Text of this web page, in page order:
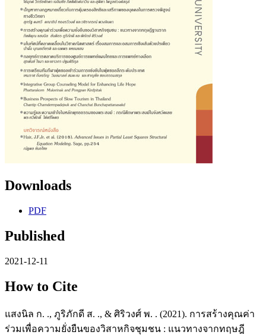
Downloads
PDF
Published
2021-12-11
How to Cite
แสงนิล ก. ., ภูริภักดี ส. ., & ศิริวงศ์ พ. . (2021). การสร้างคุณค่า
ร่วมเพื่อความยั่งยืนของวิสาหกิจชุมชน : แนวทางจากทฤษฎี